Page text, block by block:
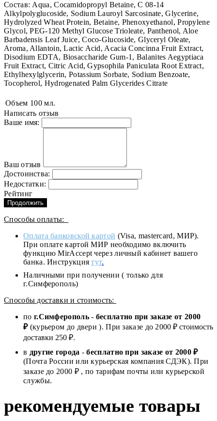
Состав: Aqua, Cocamidopropyl Betaine, С 08-14
Alkylpolyglucoside, Sodium Lauroyl Sarcosinate, Glycerine,
Hydrolyzed Wheat Protein, Betaine, Phenoxyethanol, Propylene
Glycol, PEG-120 Methyl Glucose Trioleate, Panthenol, Aloe
Barbadensis Leaf Juice, Coco-Glucoside, Glyceryl Oleate,
Aroma, Allantoin, Lactic Acid, Acacia Concinna Fruit Extract,
Disodium EDTA, Biosaccharide Gum-1, Balanites Aegyptiaca
Fruit Extract, Citric Acid, Gypsophila Paniculata Root Extract,
Ethylhexylglycerin, Potassium Sorbate, Sodium Benzoate,
Tocopherol, Hydrogenated Palm Glycerides Citrate
Объем 100 мл.
Написать отзыв
Ваше имя:
Ваш отзыв
Достоинства:
Недостатки:
Рейтинг
Продолжить
Способы оплаты:
Оплата банковской картой (Visa, mastercard, МИР).
При оплате картой МИР необходимо включить
функцию MirAccept через личный кабинет вашего
банка. Инструкциятут.
Наличными при получении ( только для
г.Симферополь)
Способы доставки и стоимость:
по г.Симферополь- бесплатно при заказе от 2000
₽(курьером до двери ). При заказе до 2000 ₽ стоимость
доставки 250 ₽.
в другие города -бесплатно при заказе от 2000 ₽
(Почта России или курьерская компания СДЭК). При
заказе до 2000 ₽ , по тарифам почты или курьерской
службы.
рекомендуемые товары